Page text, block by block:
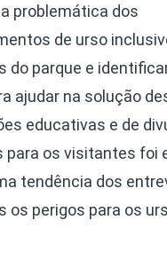
problemática dos
de urso
do parque e
ajudar na solução
educativas e de
para os visitantes foi
tendência dos
os perigos para os